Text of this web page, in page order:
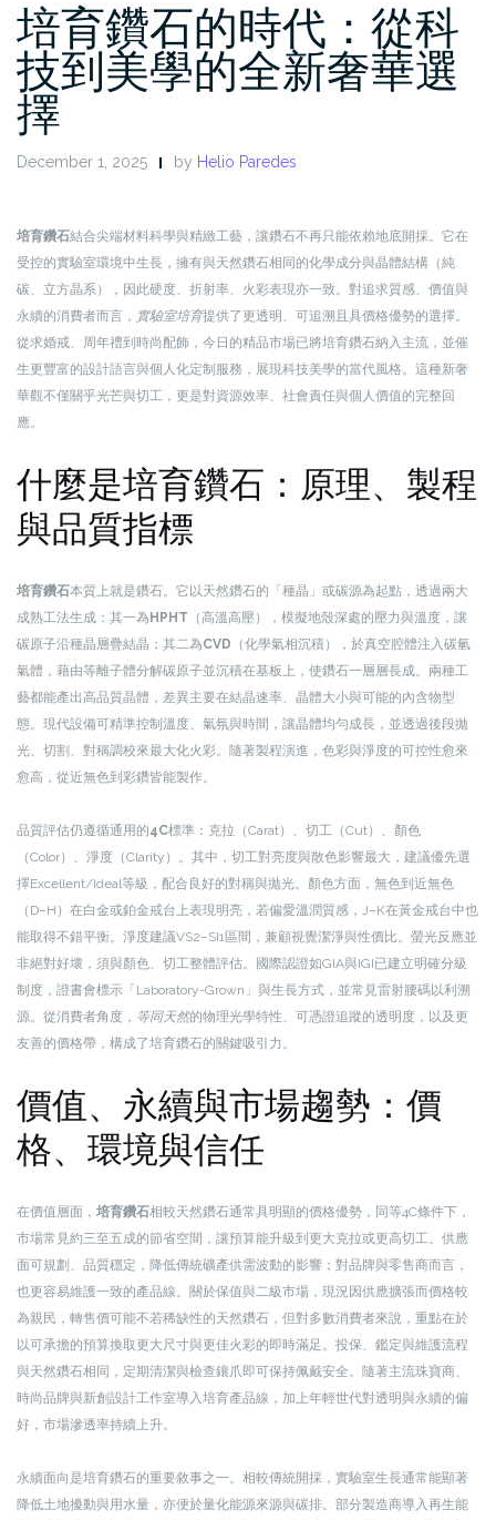
培育鑽石的時代：從科
技到美學的全新奢華選
擇
December 1, 2025 by Helio Paredes
培育鑽石結合尖端材料科學與精緻工藝，讓鑽石不再只能依賴地底開採。它在
受控的實驗室環境中生長，擁有與天然鑽石相同的化學成分與晶體結構（純
碳、立方晶系），因此硬度、折射率、火彩表現亦一致。對追求質感、價值與
永續的消費者而言， 實驗室培育提供了更透明、可追溯且具價格優勢的選擇。
從求婚戒、周年禮到時尚配飾，今日的精品市場已將培育鑽石納入主流，並催
生更豐富的設計語言與個人化定制服務，展現科技美學的當代風格。這種新奢
華觀不僅關乎光芒與切工，更是對資源效率、社會責任與個人價值的完整回
應。
什麼是培育鑽石：原理、製程
與品質指標
培育鑽石本質上就是鑽石。它以天然鑽石的「種晶」或碳源為起點，透過兩大
成熟工法生成：其一為 HPHT （高溫高壓），模擬地殼深處的壓力與溫度，讓
碳原子沿種晶層疊結晶；其二為CVD （化學氣相沉積），於真空腔體注入碳氫
氣體，藉由等離子體分解碳原子並沉積在基板上，使鑽石一層層長成。兩種工
藝都能產出高品質晶體，差異主要在結晶速率、晶體大小與可能的內含物型
態。現代設備可精準控制溫度、氣氛與時間，讓晶體均勻成長，並透過後段拋
光、切割、對稱調校來最大化火彩。隨著製程演進，色彩與淨度的可控性愈來
愈高，從近無色到彩鑽皆能製作。
品質評估仍遵循通用的4C標準：克拉（Carat）、切工（Cut）、顏色
（Color）、淨度（Clarity）。其中，切工對亮度與散色影響最大，建議優先選
擇Excellent/Ideal等級，配合良好的對稱與拋光。顏色方面，無色到近無色
（D–H）在白金或鉑金戒台上表現明亮，若偏愛溫潤質感，J–K在黃金戒台中也
能取得不錯平衡。淨度建議VS2–SI1區間，兼顧視覺潔淨與性價比。螢光反應並
非絕對好壞，須與顏色、切工整體評估。國際認證如GIA與IGI已建立明確分級
制度，證書會標示「Laboratory-Grown」與生長方式，並常見雷射腰碼以利溯
源。從消費者角度， 等同天然的物理光學特性、可憑證追蹤的透明度，以及更
友善的價格帶，構成了培育鑽石的關鍵吸引力。
價值、永續與市場趨勢：價
格、環境與信任
在價值層面， 培育鑽石相較天然鑽石通常具明顯的價格優勢，同等4C條件下，
市場常見約三至五成的節省空間，讓預算能升級到更大克拉或更高切工。供應
面可規劃、品質穩定，降低傳統礦產供需波動的影響；對品牌與零售商而言，
也更容易維護一致的產品線。關於保值與二級市場，現況因供應擴張而價格較
為親民，轉售價可能不若稀缺性的天然鑽石，但對多數消費者來說，重點在於
以可承擔的預算換取更大尺寸與更佳火彩的即時滿足。投保、鑑定與維護流程
與天然鑽石相同，定期清潔與檢查鑲爪即可保持佩戴安全。隨著主流珠寶商、
時尚品牌與新創設計工作室導入培育產品線，加上年輕世代對透明與永續的偏
好，市場滲透率持續上升。
永續面向是培育鑽石的重要敘事之一。相較傳統開採，實驗室生長通常能顯著
降低土地擾動與用水量，亦便於量化能源來源與碳排。部分製造商導入再生能